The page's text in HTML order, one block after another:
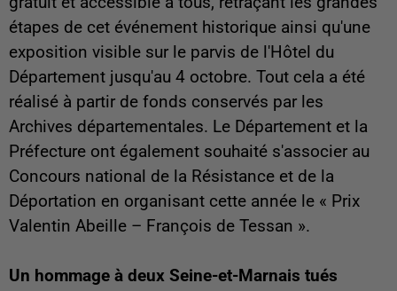
étapes de cet événement historique ainsi qu'une
exposition visible sur le parvis de l'Hôtel du
Département jusqu'au 4 octobre. Tout cela a été
réalisé à partir de fonds conservés par les
Archives départementales. Le Département et la
Préfecture ont également souhaité s'associer au
Concours national de la Résistance et de la
Déportation en organisant cette année le « Prix
Valentin Abeille – François de Tessan ».
Un hommage à deux Seine-et-Marnais tués